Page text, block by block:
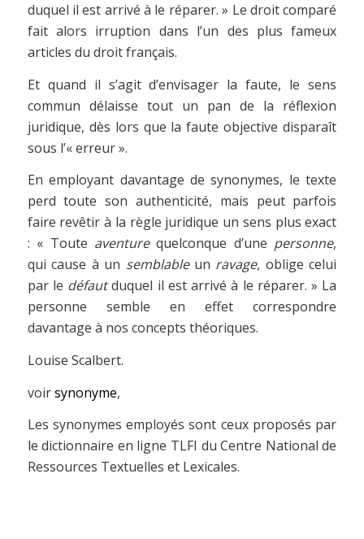
duquel il est arrivé à le réparer. » Le droit comparé
fait alors irruption dans l’un des plus fameux
articles du droit français.
Et quand il s’agit d’envisager la faute, le sens
commun délaisse tout un pan de la réflexion
juridique, dès lors que la faute objective disparaît
sous l’« erreur ».
En employant davantage de synonymes, le texte
perd toute son authenticité, mais peut parfois
faire revêtir à la règle juridique un sens plus exact
: « Toute aventurequelconque d’une personne,
qui cause à un semblableun ravage, oblige celui
par le défautduquel il est arrivé à le réparer. » La
personne semble en effet correspondre
davantage à nos concepts théoriques.
Louise Scalbert.
voirsynonyme,
Les synonymes employés sont ceux proposés par
le dictionnaire en ligne TLFI du Centre National de
Ressources Textuelles et Lexicales.